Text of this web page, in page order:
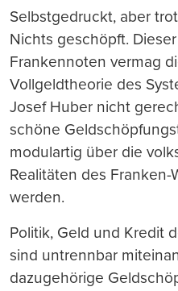
Selbstgedruckt, aber
Nichts geschöpft.
Frankennoten vermag
Vollgeldtheorie des
Josef Huber nicht
schöne
modulartig über die
Realitäten des
werden.
Politik, Geld und Kredit
sind untrennbar
dazugehörige Geldschö